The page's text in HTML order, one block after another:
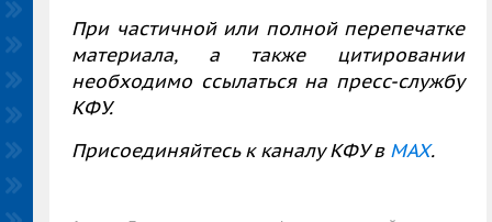
При частичной или полной перепечатке
материала, а также цитировании
необходимо ссылаться на пресс-службу
КФУ.
Присоединяйтесь к каналу КФУ в MAX.